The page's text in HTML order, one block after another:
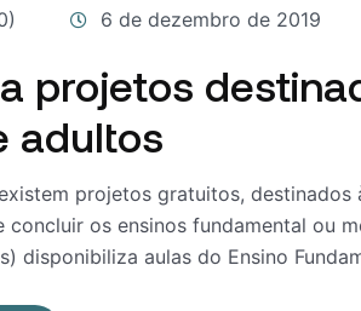
6 de dezembro de 2019
projetos
adultos
projetos gratuitos,
concluir os ensinos fundamental ou
disponibiliza aulas do Ensino